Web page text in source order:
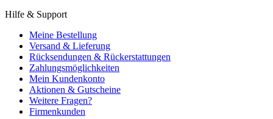
Hilfe & Support
Meine Bestellung
Versand & Lieferung
Rücksendungen & Rückerstattungen
Zahlungsmöglichkeiten
Mein Kundenkonto
Aktionen & Gutscheine
Weitere Fragen?
Firmenkunden